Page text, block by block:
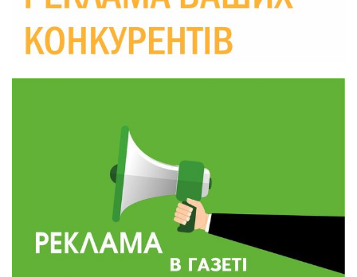
10:36
28 лип
Валентина Масалітіна: «Нас тримає віра в
Перемогу і повернення додому»
Обмежено придатний, але безмежно
вмотивований: Як колишній лісівник став асом
артилерії
490 пацієнтів та 15 відвіданих сіл: МБФ
«Альянс громадського здоров’я» підбив
підсумки роботи мобільних клінік у Сумській
області